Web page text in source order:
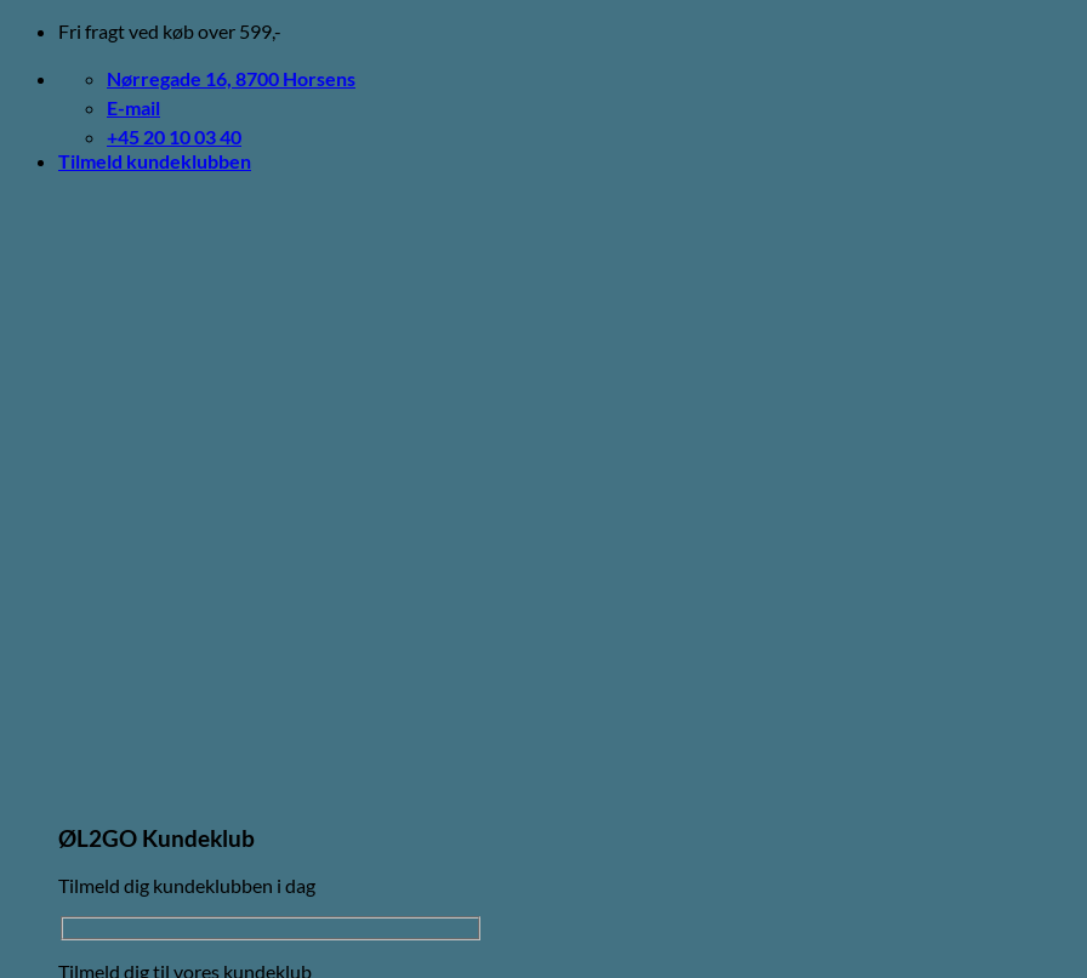
Fortsæt
indhold
Fri fragt ved køb over 599,-
Nørregade 16, 8700 Horsens
E-mail
+45 20 10 03 40
Tilmeld kundeklubben
ØL2GO Kundeklub
Tilmeld dig kundeklubben i dag
Tilmeld dig til vores kundeklub